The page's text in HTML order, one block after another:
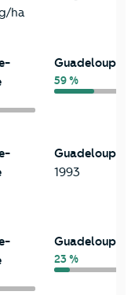
ha
Guadeloupe
59 %
Guadeloupe
1993
Guadeloupe
23 %